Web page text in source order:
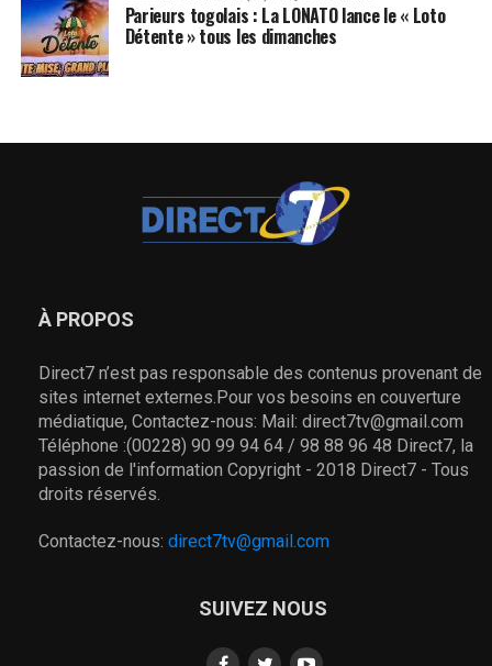
Parieurs togolais : La LONATO lance le « Loto
Détente » tous les dimanches
À PROPOS
Direct7 n’est pas responsable des contenus provenant de
sites internet externes.Pour vos besoins en couverture
médiatique, Contactez-nous: Mail: direct7tv@gmail.com
Téléphone :(00228) 90 99 94 64 / 98 88 96 48 Direct7, la
passion de l'information Copyright - 2018 Direct7 - Tous
droits réservés.
Contactez-nous: direct7tv@gmail.com
SUIVEZ NOUS